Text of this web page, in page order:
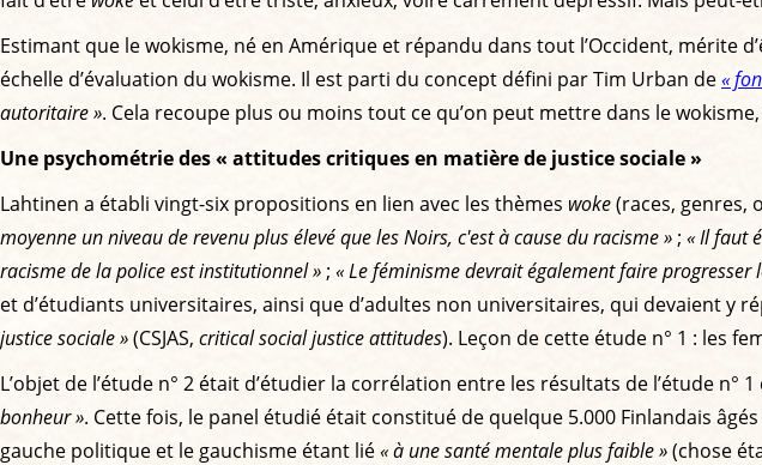
Estimant que le wokisme, né en Amérique et répandu dans tout l’Occident,
échelle d’évaluation du wokisme. Il est parti du concept défini par Tim Urban de«
autoritaire ». Cela recoupe plus ou moins tout ce qu’on peut mettre dans le
Une psychométrie des « attitudes critiques en matière de justice sociale »
Lahtinen a établi vingt-six propositions en lien avec les thèmes woke(races, genres,
moyenne un niveau de revenu plus élevé que les Noirs, c'est à cause du racisme » ; « Il faut
racisme de la police est institutionnel » ; « Le féminisme devrait également faire progresser
et d’étudiants universitaires, ainsi que d’adultes non universitaires, qui devaient y
justice sociale »(CSJAS, critical social justice attitudes). Leçon de cette étude n° 1 : les
L’objet de l’étude n° 2 était d’étudier la corrélation entre les résultats de l’étude n° 1
bonheur ». Cette fois, le panel étudié était constitué de quelque 5.000 Finlandais
gauche politique et le gauchisme étant lié« à une santé mentale plus faible »(chose